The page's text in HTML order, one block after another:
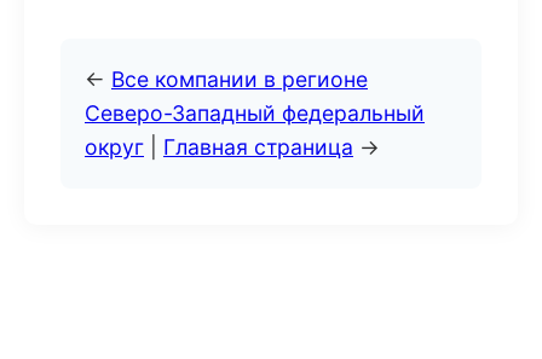
← Все компании в регионе
Северо-Западный федеральный
округ
Главная страница →